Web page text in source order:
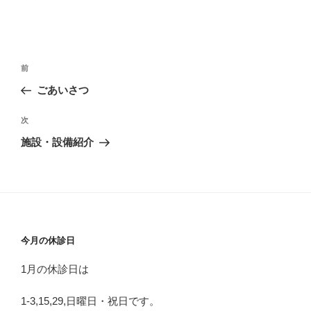
投
ナ
ビ
ゲ
前
の
稿
前
ごあいさつ
次
の
次
施設・設備紹介
今月の休診日
1月の休診日は
1-3,15,29,日曜日・祝日です。